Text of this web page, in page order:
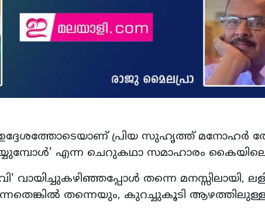
ഉദ്ദേശത്തോടെയാണ് പ്രിയ സുഹൃത്ത് മനോഹര്‍
എന്ന ചെറുകഥാ സമാഹാരം
തന്നെ മനസ്സിലായി,
തന്നെയും, കുറച്ചുകൂടി